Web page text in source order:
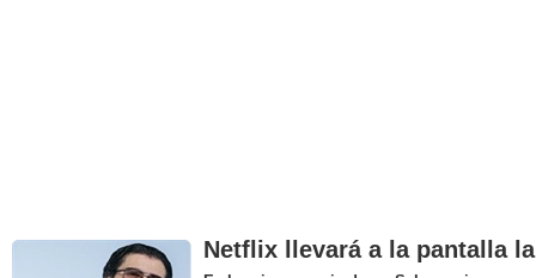
Netflix llevará a la pantalla